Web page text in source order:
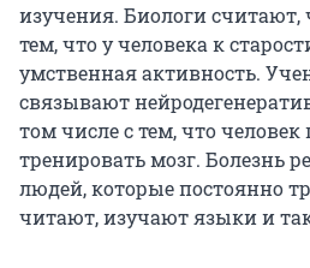
изучения. Биологи считают,
тем, что у человека к
умственная активность.
связывают
том числе с тем, что человек
тренировать мозг. Болезнь
людей, которые постоянно
читают, изучают языки и